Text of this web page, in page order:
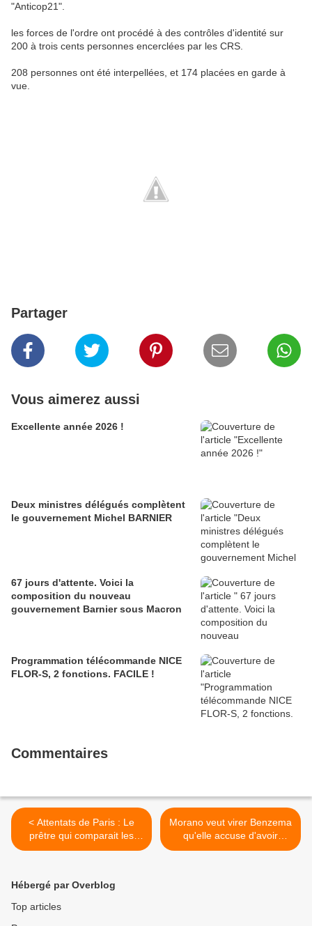
"Anticop21".
les forces de l'ordre ont procédé à des contrôles d'identité sur
200 à trois cents personnes encerclées par les CRS.
208 personnes ont été interpellées, et 174 placées en garde à
vue.
Partager
Vous aimerez aussi
Excellente année 2026 !
Deux ministres délégués complètent
le gouvernement Michel BARNIER
67 jours d'attente. Voici la
composition du nouveau
gouvernement Barnier sous Macron
Programmation télécommande NICE
FLOR-S, 2 fonctions. FACILE !
Commentaires
< Attentats de Paris : Le
prêtre qui comparait les
victimes du Bataclan aux
Morano veut virer Benzema
qu'elle accuse d'avoir
craché après la
Hébergé par Overblog
Top articles